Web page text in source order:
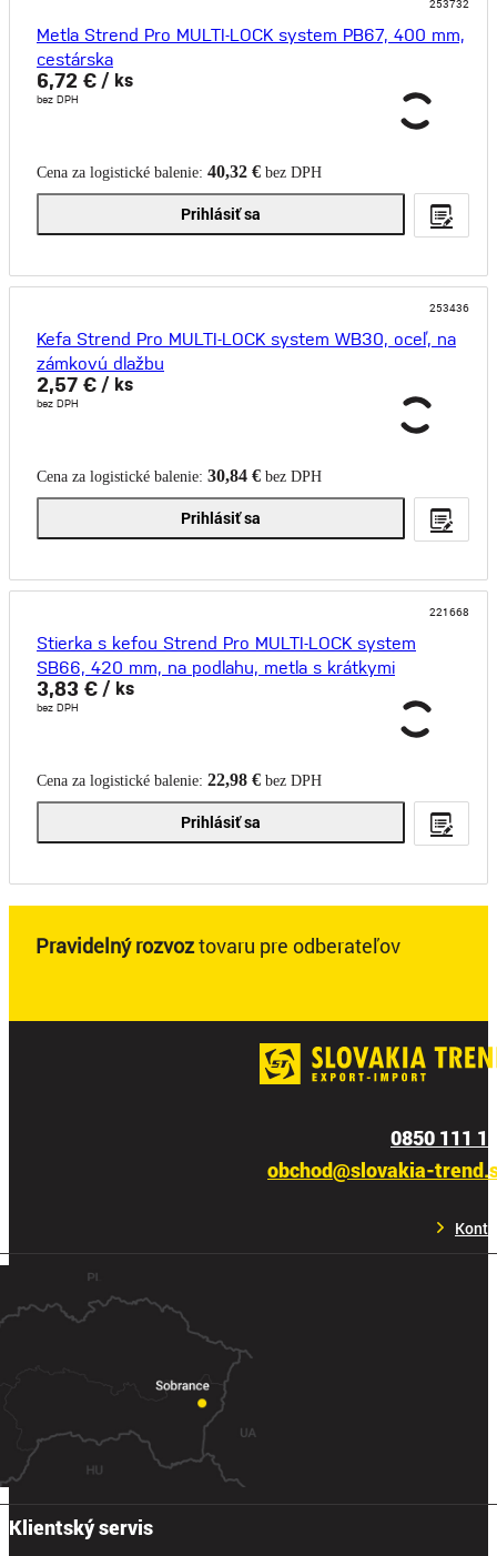
253732
Metla Strend Pro MULTI-LOCK system PB67, 400 mm,
cestárska
6,72 € / ks
bez DPH
Cena za logistické balenie: 40,32 € bez DPH
Prihlásiť sa
253436
Kefa Strend Pro MULTI-LOCK system WB30, oceľ, na
zámkovú dlažbu
2,57 € / ks
bez DPH
Cena za logistické balenie: 30,84 € bez DPH
Prihlásiť sa
221668
Stierka s kefou Strend Pro MULTI-LOCK system
SB66, 420 mm, na podlahu, metla s krátkymi
štetinami
3,83 € / ks
bez DPH
Cena za logistické balenie: 22,98 € bez DPH
Prihlásiť sa
Pravidelný rozvoztovaru pre odberateľov
Klientský servis
0850 111
obchod@slovakia-